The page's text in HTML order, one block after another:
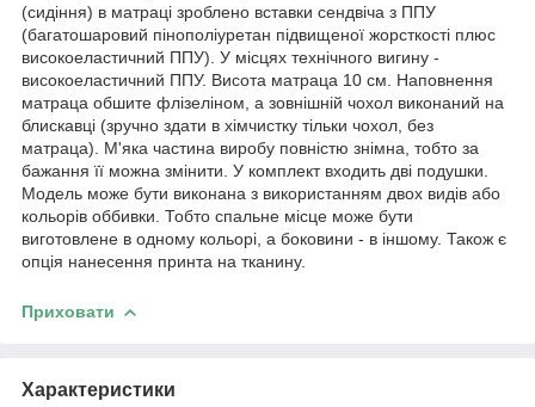
(сидіння) в матраці зроблено вставки сендвіча з ППУ
(багатошаровий пінополіуретан підвищеної жорсткості плюс
високоеластичний ППУ). У місцях технічного вигину -
високоеластичний ППУ. Висота матраца 10 см. Наповнення
матраца обшите флізеліном, а зовнішній чохол виконаний на
блискавці (зручно здати в хімчистку тільки чохол, без
матраца). М'яка частина виробу повністю знімна, тобто за
бажання її можна змінити. У комплект входить дві подушки.
Модель може бути виконана з використанням двох видів або
кольорів оббивки. Тобто спальне місце може бути
виготовлене в одному кольорі, а боковини - в іншому. Також є
опція нанесення принта на тканину.
Приховати
Характеристики